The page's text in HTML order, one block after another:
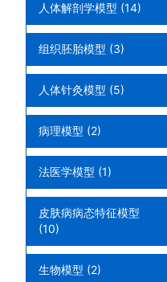
人体解剖学模型 (14)
组织胚胎模型 (3)
人体针灸模型 (5)
病理模型 (2)
法医学模型 (1)
皮肤病病态特征模型
(10)
生物模型 (2)